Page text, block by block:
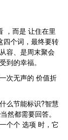
，而是 让住在里
四个词，最终要转
容、是周末聚会
到的幸福。
次无声的 价值折
么节能标识?智慧
然都需要回答。
个个 选项 时，它